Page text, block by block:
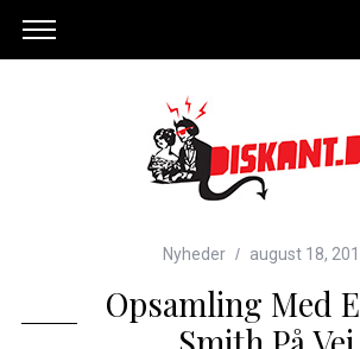
Nyheder august 18,
Opsamling Med